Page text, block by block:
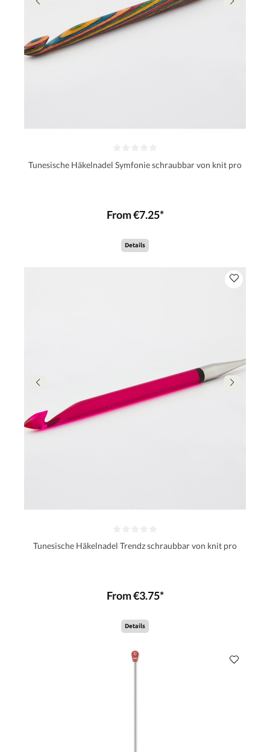
Tunesische Häkelnadel Symfonie schraubbar von knit pro
From €7.25*
Details
Tunesische Häkelnadel Trendz schraubbar von knit pro
From €3.75*
Details